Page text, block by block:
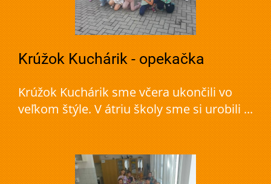
Krúžok Kuchárik - opekačka
Krúžok Kuchárik sme včera ukončili vo
veľkom štýle. V átriu školy sme si urobili ...